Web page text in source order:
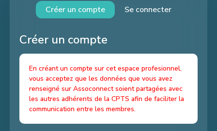
Créer un compte Se connecter
Créer un compte
En créant un compte sur cet espace profesionnel,
vous acceptez que les données que vous avez
renseigné sur Assoconnect soient partagées avec
les autres adhérents de la CPTS afin de faciliter la
communication entre les membres.